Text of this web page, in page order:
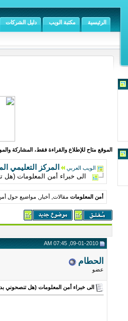
الرئيسية مكتبة الويب دليل الشركات
الموقع متاح للإطلاع والقراءة فقط، المشاركة
الويب العربي المركز التعليمي
الى خبراء أمن المعلومات (هل
أمن المعلومات مقالات, أخبار, مواضيع حول
الحطام
عضو
الى خبراء أمن المعلومات (هل تنصحوني